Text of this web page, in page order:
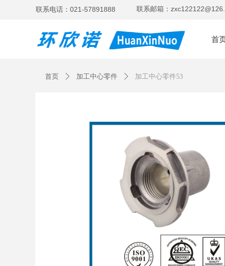
首
联系电话：021-57891888 联系邮箱：
首页 ꄲ 加工中心零件 ꄲ 加工中心零件53